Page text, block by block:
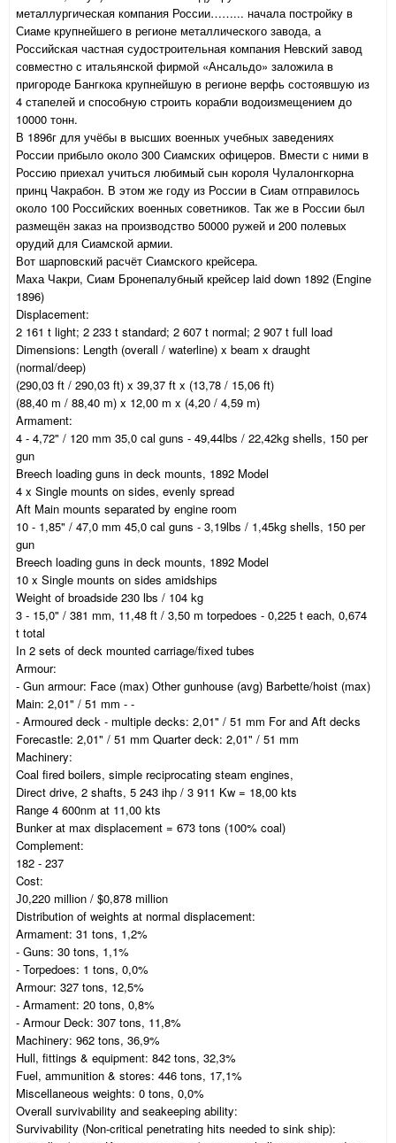
металлургическая компания России……... начала постройку в
Сиаме крупнейшего в регионе металлического завода, а
Российская частная судостроительная компания Невский завод
совместно с итальянской фирмой «Ансальдо» заложила в
пригороде Бангкока крупнейшую в регионе верфь состоявшую из
4 стапелей и способную строить корабли водоизмещением до
10000 тонн.
В 1896г для учёбы в высших военных учебных заведениях
России прибыло около 300 Сиамских офицеров. Вмести с ними в
Россию приехал учиться любимый сын короля Чулалонгкорна
принц Чакрабон. В этом же году из России в Сиам отправилось
около 100 Российских военных советников. Так же в России был
размещён заказ на производство 50000 ружей и 200 полевых
орудий для Сиамской армии.
Вот шарповский расчёт Сиамского крейсера.
Маха Чакри, Сиам Бронепалубный крейсер laid down 1892 (Engine
1896)
Displacement:
2 161 t light; 2 233 t standard; 2 607 t normal; 2 907 t full load
Dimensions: Length (overall / waterline) x beam x draught
(normal/deep)
(290,03 ft / 290,03 ft) x 39,37 ft x (13,78 / 15,06 ft)
(88,40 m / 88,40 m) x 12,00 m x (4,20 / 4,59 m)
Armament:
4 - 4,72" / 120 mm 35,0 cal guns - 49,44lbs / 22,42kg shells, 150 per
gun
Breech loading guns in deck mounts, 1892 Model
4 x Single mounts on sides, evenly spread
Aft Main mounts separated by engine room
10 - 1,85" / 47,0 mm 45,0 cal guns - 3,19lbs / 1,45kg shells, 150 per
gun
Breech loading guns in deck mounts, 1892 Model
10 x Single mounts on sides amidships
Weight of broadside 230 lbs / 104 kg
3 - 15,0" / 381 mm, 11,48 ft / 3,50 m torpedoes - 0,225 t each, 0,674
t total
In 2 sets of deck mounted carriage/fixed tubes
Armour:
- Gun armour: Face (max) Other gunhouse (avg) Barbette/hoist (max)
Main: 2,01" / 51 mm - -
- Armoured deck - multiple decks: 2,01" / 51 mm For and Aft decks
Forecastle: 2,01" / 51 mm Quarter deck: 2,01" / 51 mm
Machinery:
Coal fired boilers, simple reciprocating steam engines,
Direct drive, 2 shafts, 5 243 ihp / 3 911 Kw = 18,00 kts
Range 4 600nm at 11,00 kts
Bunker at max displacement = 673 tons (100% coal)
Complement:
182 - 237
Cost:
Ј0,220 million / $0,878 million
Distribution of weights at normal displacement:
Armament: 31 tons, 1,2%
- Guns: 30 tons, 1,1%
- Torpedoes: 1 tons, 0,0%
Armour: 327 tons, 12,5%
- Armament: 20 tons, 0,8%
- Armour Deck: 307 tons, 11,8%
Machinery: 962 tons, 36,9%
Hull, fittings & equipment: 842 tons, 32,3%
Fuel, ammunition & stores: 446 tons, 17,1%
Miscellaneous weights: 0 tons, 0,0%
Overall survivability and seakeeping ability:
Survivability (Non-critical penetrating hits needed to sink ship):